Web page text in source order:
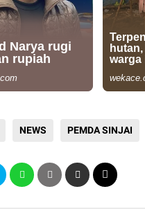
NEWS PEMDA SINJAI